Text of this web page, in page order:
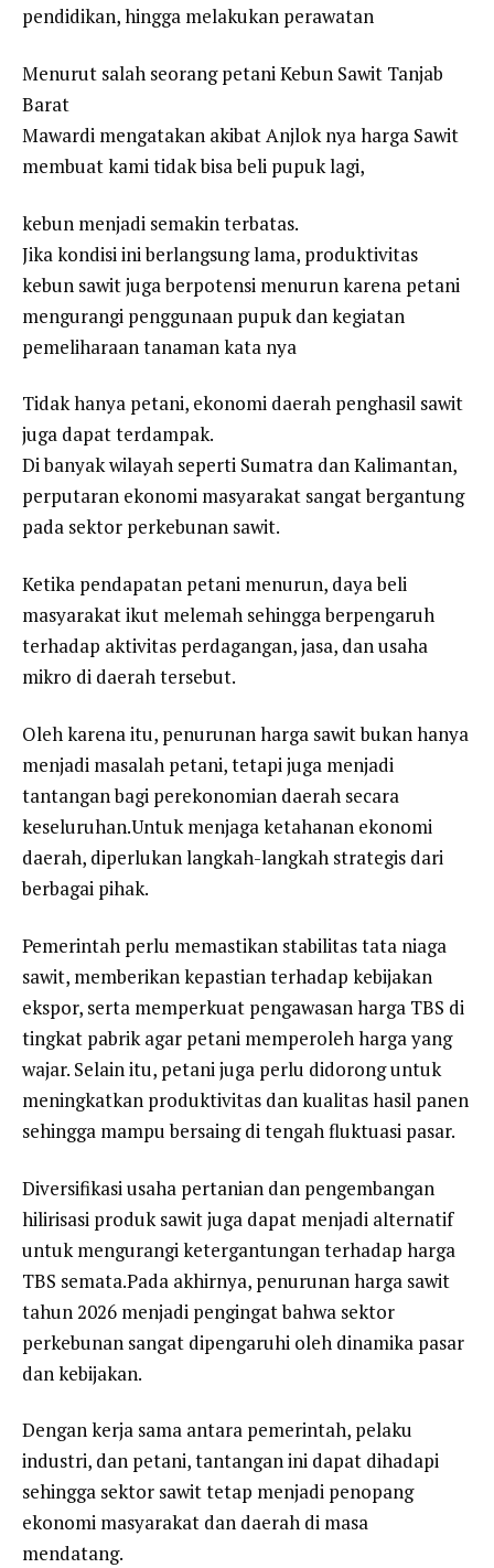
pendidikan, hingga melakukan perawatan
Menurut salah seorang petani Kebun Sawit Tanjab
Barat
Mawardi mengatakan akibat Anjlok nya harga Sawit
membuat kami tidak bisa beli pupuk lagi,
kebun menjadi semakin terbatas.
Jika kondisi ini berlangsung lama, produktivitas
kebun sawit juga berpotensi menurun karena petani
mengurangi penggunaan pupuk dan kegiatan
pemeliharaan tanaman kata nya
Tidak hanya petani, ekonomi daerah penghasil sawit
juga dapat terdampak.
Di banyak wilayah seperti Sumatra dan Kalimantan,
perputaran ekonomi masyarakat sangat bergantung
pada sektor perkebunan sawit.
Ketika pendapatan petani menurun, daya beli
masyarakat ikut melemah sehingga berpengaruh
terhadap aktivitas perdagangan, jasa, dan usaha
mikro di daerah tersebut.
Oleh karena itu, penurunan harga sawit bukan hanya
menjadi masalah petani, tetapi juga menjadi
tantangan bagi perekonomian daerah secara
keseluruhan.Untuk menjaga ketahanan ekonomi
daerah, diperlukan langkah-langkah strategis dari
berbagai pihak.
Pemerintah perlu memastikan stabilitas tata niaga
sawit, memberikan kepastian terhadap kebijakan
ekspor, serta memperkuat pengawasan harga TBS di
tingkat pabrik agar petani memperoleh harga yang
wajar. Selain itu, petani juga perlu didorong untuk
meningkatkan produktivitas dan kualitas hasil panen
sehingga mampu bersaing di tengah fluktuasi pasar.
Diversifikasi usaha pertanian dan pengembangan
hilirisasi produk sawit juga dapat menjadi alternatif
untuk mengurangi ketergantungan terhadap harga
TBS semata.Pada akhirnya, penurunan harga sawit
tahun 2026 menjadi pengingat bahwa sektor
perkebunan sangat dipengaruhi oleh dinamika pasar
dan kebijakan.
Dengan kerja sama antara pemerintah, pelaku
industri, dan petani, tantangan ini dapat dihadapi
sehingga sektor sawit tetap menjadi penopang
ekonomi masyarakat dan daerah di masa
mendatang.